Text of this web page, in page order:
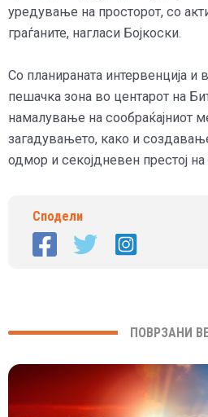
уредување на просторот, со
граѓаните, нагласи Бојкоски.
Со планираната интервенција и
пешачка зона во центарот на
намалување на сообраќајниот
загадувањето, како и
одмор и секојдневен престој на
Сподели
ПОВРЗАНИ